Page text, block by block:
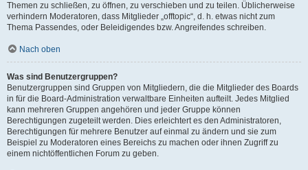
Themen zu schließen, zu öffnen, zu verschieben und zu teilen. Üblicherweise
verhindern Moderatoren, dass Mitglieder „offtopic“, d. h. etwas nicht zum
Thema Passendes, oder Beleidigendes bzw. Angreifendes schreiben.
Nach oben
Was sind Benutzergruppen?
Benutzergruppen sind Gruppen von Mitgliedern, die die Mitglieder des Boards
in für die Board-Administration verwaltbare Einheiten aufteilt. Jedes Mitglied
kann mehreren Gruppen angehören und jeder Gruppe können
Berechtigungen zugeteilt werden. Dies erleichtert es den Administratoren,
Berechtigungen für mehrere Benutzer auf einmal zu ändern und sie zum
Beispiel zu Moderatoren eines Bereichs zu machen oder ihnen Zugriff zu
einem nichtöffentlichen Forum zu geben.